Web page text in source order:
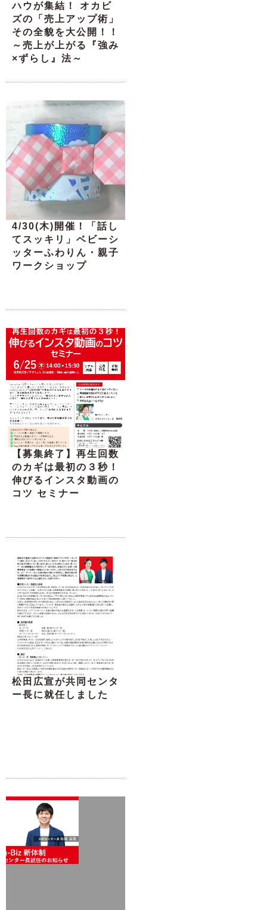
ハウが集結！ オカビ
ズの「売上アップ術」
その全貌を大公開！！
～売上が上がる『強み
×ずらし』法～
4/30(木)開催！「話し
てスッキリ」ベビーシ
ッターふわりん・親子
ワークショップ
【募集終了】再生回数
のカギは最初の３秒！
伸びるインスタ動画の
コツ セミナー
松田広宣が共同センタ
ー長に就任しました